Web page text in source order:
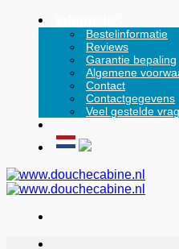
Bestelinformatie
Reviews
Garantie bepaling
Algemene
Contact
Contactgegevens
Veel gestelde